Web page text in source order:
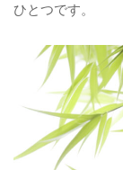
ひとつです。